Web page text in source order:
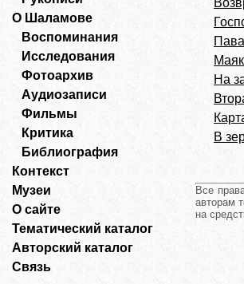
О Шаламове
Воспоминания
Исследования
Фотоархив
Аудиозаписи
Фильмы
Критика
Библиография
Контекст
Музеи
О сайте
Тематический каталог
Авторский каталог
Связь
На
В
Все
авторам
на